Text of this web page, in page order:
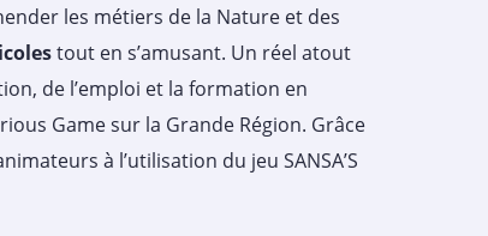
les métiers de la Nature et des
tout en s’amusant. Un réel atout
de l’emploi et la formation en
Game sur la Grande Région. Grâce
à l’utilisation du jeu SANSA’S